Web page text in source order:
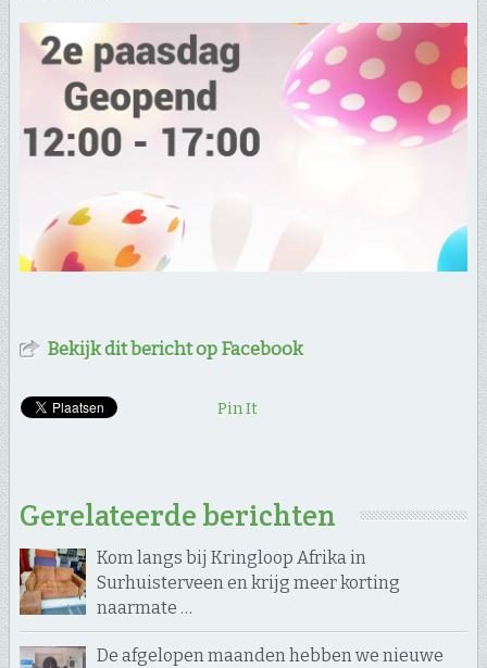
Bekijk dit bericht op Facebook
Pin It
Gerelateerde berichten
Kom langs bij Kringloop Afrika in
Surhuisterveen en krijg meer korting
naarmate …
De afgelopen maanden hebben we nieuwe